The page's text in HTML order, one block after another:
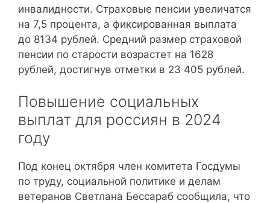
инвалидности. Страховые пенсии увеличатся
на 7,5 процента, а фиксированная выплата
до 8134 рублей. Средний размер страховой
пенсии по старости возрастет на 1628
рублей, достигнув отметки в 23 405 рублей.
Повышение социальных
выплат для россиян в 2024
году
Под конец октября член комитета Госдумы
по труду, социальной политике и делам
ветеранов Светлана Бессараб сообщила, что